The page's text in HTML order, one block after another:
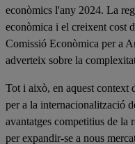
econòmics l'any 2024. La
econòmica i el creixent cost
Comissió Econòmica per a
adverteix sobre la
Tot i això, en aquest context
per a la internacionalització
avantatges competitius de la
per expandir-se a nous